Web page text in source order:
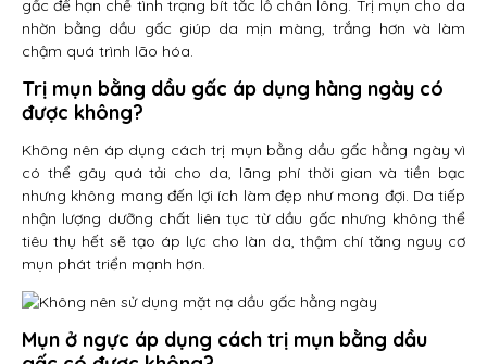
gấc để hạn chế tình trạng bít tắc lỗ chân lông. Trị mụn cho da
nhờn bằng dầu gấc giúp da mịn màng, trắng hơn và làm
chậm quá trình lão hóa.
Trị mụn bằng dầu gấc áp dụng hàng ngày có
được không?
Không nên áp dụng cách trị mụn bằng dầu gấc hằng ngày vì
có thể gây quá tải cho da, lãng phí thời gian và tiền bạc
nhưng không mang đến lợi ích làm đẹp như mong đợi. Da tiếp
nhận lượng dưỡng chất liên tục từ dầu gấc nhưng không thể
tiêu thụ hết sẽ tạo áp lực cho làn da, thậm chí tăng nguy cơ
mụn phát triển mạnh hơn.
Mụn ở ngực áp dụng cách trị mụn bằng dầu